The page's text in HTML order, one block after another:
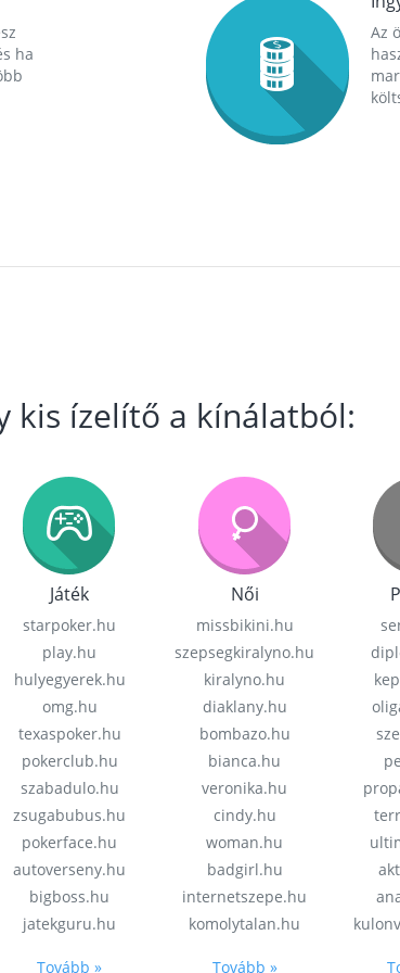
ha
Az
kis ízelítő a kínálatból:
Játék
starpoker.hu
play.hu
hulyegyerek.hu
omg.hu
texaspoker.hu
pokerclub.hu
szabadulo.hu
zsugabubus.hu
pokerface.hu
autoverseny.hu
bigboss.hu
jatekguru.hu
Tovább »
Női
missbikini.hu
szepsegkiralyno.hu
kiralyno.hu
diaklany.hu
bombazo.hu
bianca.hu
veronika.hu
cindy.hu
woman.hu
badgirl.hu
internetszepe.hu
komolytalan.hu
Tovább »